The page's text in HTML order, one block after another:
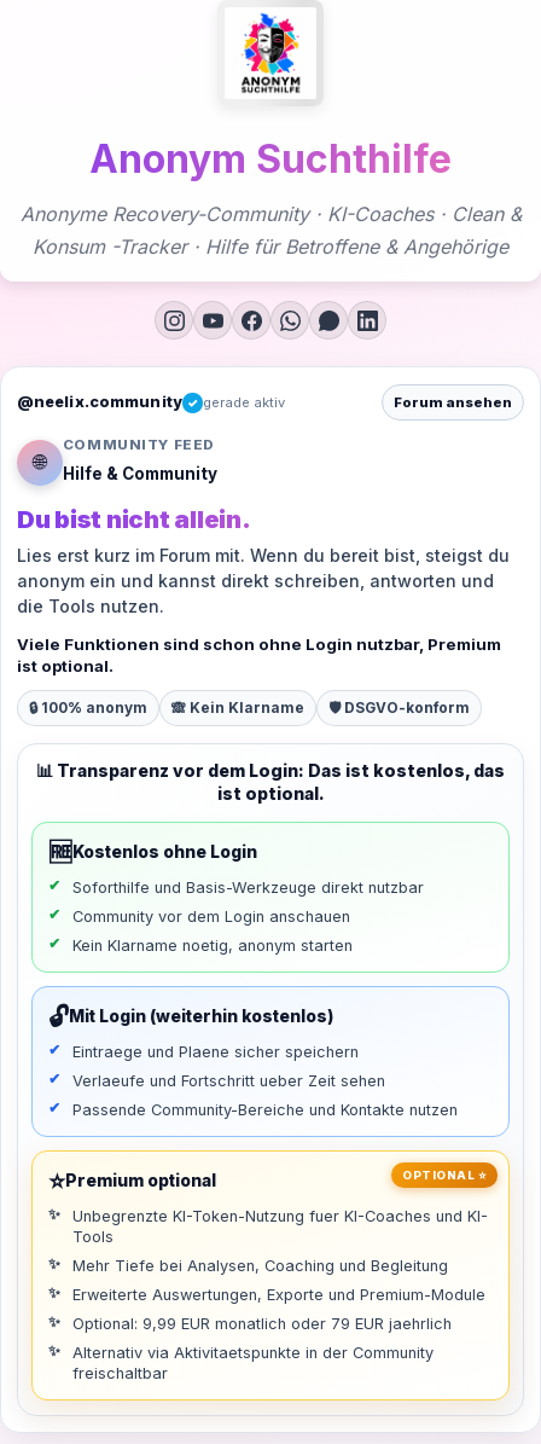
Anonym Suchthilfe
Anonyme Recovery-Community · KI-Coaches · Clean &
Konsum -Tracker · Hilfe für Betroffene & Angehörige
@neelix.community ✓ gerade aktiv Forum ansehen
🌐
COMMUNITY FEED
Hilfe & Community
Du bist nicht allein.
Lies erst kurz im Forum mit. Wenn du bereit bist, steigst du
anonym ein und kannst direkt schreiben, antworten und
die Tools nutzen.
Viele Funktionen sind schon ohne Login nutzbar, Premium
ist optional.
🔒 100% anonym 🙈 Kein Klarname 🛡️ DSGVO-konform
📊 Transparenz vor dem Login: Das ist kostenlos, das
ist optional.
🆓 Kostenlos ohne Login
Soforthilfe und Basis-Werkzeuge direkt nutzbar
Community vor dem Login anschauen
Kein Klarname noetig, anonym starten
🔓Mit Login (weiterhin kostenlos)
Eintraege und Plaene sicher speichern
Verlaeufe und Fortschritt ueber Zeit sehen
Passende Community-Bereiche und Kontakte nutzen
OPTIONAL ⭐
⭐Premium optional
Unbegrenzte KI-Token-Nutzung fuer KI-Coaches und KI-
Tools
Mehr Tiefe bei Analysen, Coaching und Begleitung
Erweiterte Auswertungen, Exporte und Premium-Module
Optional: 9,99 EUR monatlich oder 79 EUR jaehrlich
Alternativ via Aktivitaetspunkte in der Community
freischaltbar